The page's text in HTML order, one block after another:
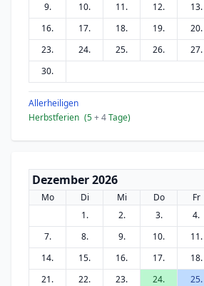
9.
10. 11. 12. 13.
16.
17. 18. 19. 20.
23.
24. 25. 26. 27.
30.
Allerheiligen
Herbstferien (5+ 4Tage)
Dezember 2026
Mo Di Mi Do Fr
1.
2. 3. 4.
7.
8. 9. 10. 11.
14.
15. 16. 17. 18.
21.
22. 23. 24. 25.